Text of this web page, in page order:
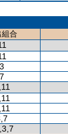
組合
3
7